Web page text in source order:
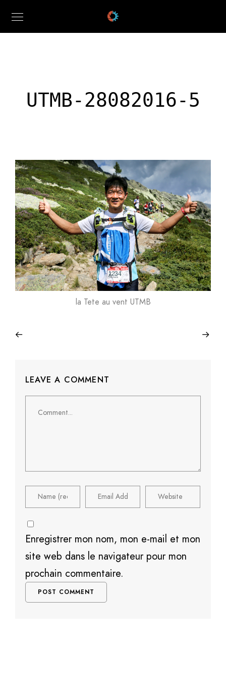
UTMB-28082016-5
la Tete au vent UTMB
LEAVE A COMMENT
Enregistrer mon nom, mon e-mail et mon
site web dans le navigateur pour mon
prochain commentaire.